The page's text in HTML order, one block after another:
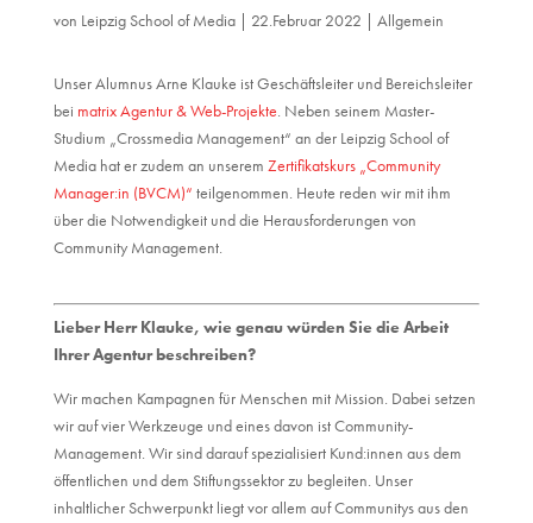
von Leipzig School of Media| 22.Februar 2022 | Allgemein
Unser Alumnus Arne Klauke ist Geschäftsleiter und Bereichsleiter
bei matrix Agentur & Web-Projekte. Neben seinem Master-
Studium „Crossmedia Management“ an der Leipzig School of
Media hat er zudem an unserem Zertifikatskurs „Community
Manager:in (BVCM)“ teilgenommen. Heute reden wir mit ihm
über die Notwendigkeit und die Herausforderungen von
Community Management.
Lieber Herr Klauke, wie genau würden Sie die Arbeit
Ihrer Agentur beschreiben?
Wir machen Kampagnen für Menschen mit Mission. Dabei setzen
wir auf vier Werkzeuge und eines davon ist Community-
Management. Wir sind darauf spezialisiert Kund:innen aus dem
öffentlichen und dem Stiftungssektor zu begleiten. Unser
inhaltlicher Schwerpunkt liegt vor allem auf Communitys aus den